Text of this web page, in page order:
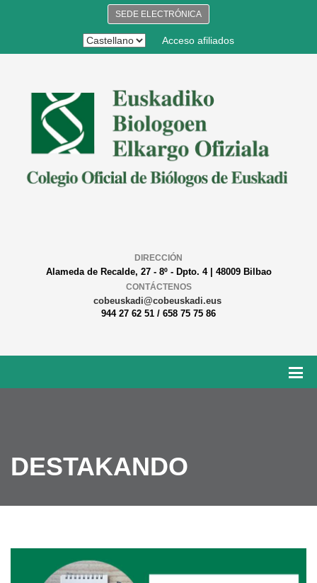
SEDE ELECTRÓNICA
Acceso afiliados
DIRECCIÓN
Alameda de Recalde, 27 - 8º - Dpto. 4 | 48009 Bilbao
CONTÁCTENOS
cobeuskadi@cobeuskadi.eus
944 27 62 51 / 658 75 75 86
DESTAKANDO